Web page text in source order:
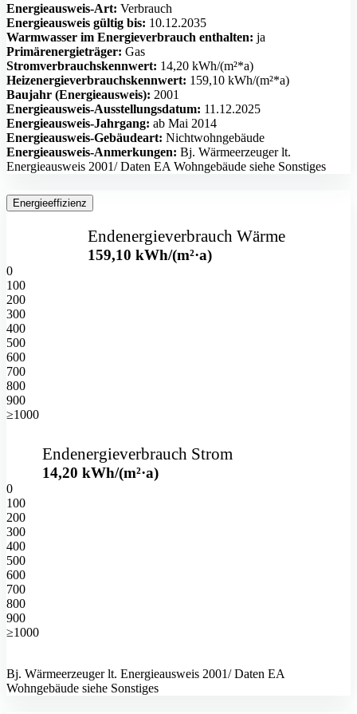
Energieausweis-Art: Verbrauch
Energieausweis gültig bis: 10.12.2035
Warmwasser im Energieverbrauch enthalten: ja
Primärenergieträger: Gas
Stromverbrauchskennwert: 14,20 kWh/(m²*a)
Heizenergieverbrauchskennwert: 159,10 kWh/(m²*a)
Baujahr (Energieausweis): 2001
Energieausweis-Ausstellungsdatum: 11.12.2025
Energieausweis-Jahrgang: ab Mai 2014
Energieausweis-Gebäudeart: Nichtwohngebäude
Energieausweis-Anmerkungen: Bj. Wärmeerzeuger lt.
Energieausweis 2001/ Daten EA Wohngebäude siehe Sonstiges
Energieeffizienz
Endenergieverbrauch Wärme
159,10kWh/(m²·a)
0
100
200
300
400
500
600
700
800
900
≥1000
Endenergieverbrauch Strom
14,20kWh/(m²·a)
0
100
200
300
400
500
600
700
800
900
≥1000
Bj. Wärmeerzeuger lt. Energieausweis 2001/ Daten EA
Wohngebäude siehe Sonstiges